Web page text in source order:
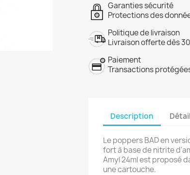
Garanties sécurité
Protections des
Politique de livraison
Livraison offerte dès
Paiement
Transactions
Description
Le poppers BAD en
fort à base de nitrite
Amyl 24ml est proposé
une cartouche.